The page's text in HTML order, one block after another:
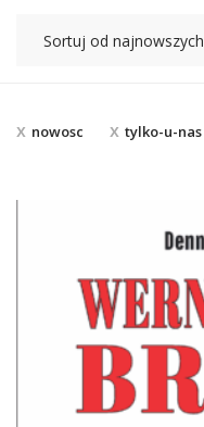
nowosc tylko-u-nas